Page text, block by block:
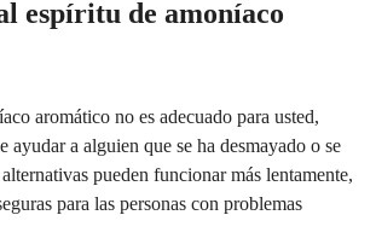
espíritu de amoníaco
aromático no es adecuado para usted,
ayudar a alguien que se ha desmayado o se
pueden funcionar más lentamente,
para las personas con problemas